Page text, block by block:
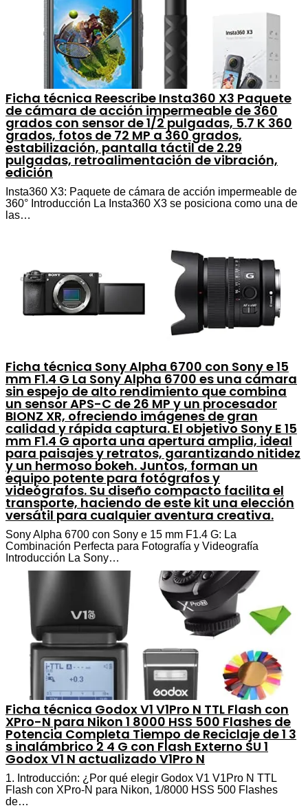
Ficha técnica Reescribe Insta360 X3 Paquete
de cámara de acción impermeable de 360
grados con sensor de 1/2 pulgadas, 5.7 K 360
grados, fotos de 72 MP a 360 grados,
estabilización, pantalla táctil de 2.29
pulgadas, retroalimentación de vibración,
edición
Insta360 X3: Paquete de cámara de acción impermeable de
360° Introducción La Insta360 X3 se posiciona como una de
las…
Ficha técnica Sony Alpha 6700 con Sony e 15
mm F1.4 G La Sony Alpha 6700 es una cámara
sin espejo de alto rendimiento que combina
un sensor APS-C de 26 MP y un procesador
BIONZ XR, ofreciendo imágenes de gran
calidad y rápida captura. El objetivo Sony E 15
mm F1.4 G aporta una apertura amplia, ideal
para paisajes y retratos, garantizando nitidez
y un hermoso bokeh. Juntos, forman un
equipo potente para fotógrafos y
videógrafos. Su diseño compacto facilita el
transporte, haciendo de este kit una elección
versátil para cualquier aventura creativa.
Sony Alpha 6700 con Sony e 15 mm F1.4 G: La
Combinación Perfecta para Fotografía y Videografía
Introducción La Sony…
Ficha técnica Godox V1 V1Pro N TTL Flash con
XPro-N para Nikon 1 8000 HSS 500 Flashes de
Potencia Completa Tiempo de Reciclaje de 1 3
s inalámbrico 2 4 G con Flash Externo SU 1
Godox V1 N actualizado V1Pro N
1. Introducción: ¿Por qué elegir Godox V1 V1Pro N TTL
Flash con XPro-N para Nikon, 1/8000 HSS 500 Flashes
de…